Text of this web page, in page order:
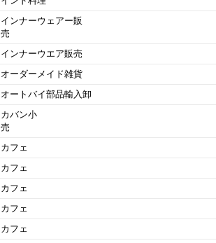
インナーウェアー販
売
インナーウエア販売
オーダーメイド雑貨
オートバイ部品輸入卸
カバン小
カフェ
カフェ
カフェ
カフェ
カフェ